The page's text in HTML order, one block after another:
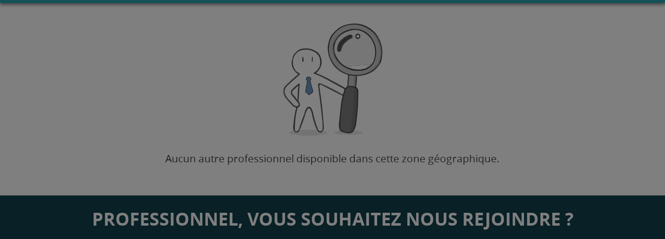
Aucun autre professionnel disponible dans cette zone géographique.
PROFESSIONNEL, VOUS SOUHAITEZ NOUS REJOINDRE ?